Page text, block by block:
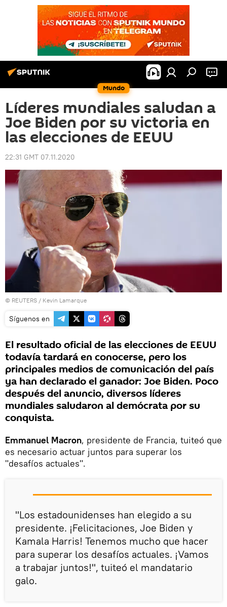
Mundo
Líderes mundiales saludan a
Joe Biden por su victoria en
las elecciones de EEUU
22:31 GMT 07.11.2020
© REUTERS / Kevin Lamarque
Síguenos en
El resultado oficial de las elecciones de EEUU
todavía tardará en conocerse, pero los
principales medios de comunicación del país
ya han declarado el ganador: Joe Biden. Poco
después del anuncio, diversos líderes
mundiales saludaron al demócrata por su
conquista.
Emmanuel Macron, presidente de Francia, tuiteó que
es necesario actuar juntos para superar los
"desafíos actuales".
"Los estadounidenses han elegido a su
presidente. ¡Felicitaciones, Joe Biden y
Kamala Harris! Tenemos mucho que hacer
para superar los desafíos actuales. ¡Vamos
a trabajar juntos!", tuiteó el mandatario
galo.